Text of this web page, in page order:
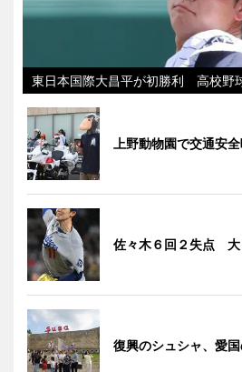
東日本国際大昌平が初勝利 高校野
上野動物園で交通安
佐々木６回２失点 大
復興のシュシャ、愛